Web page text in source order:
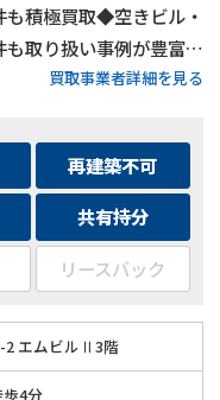
積極買取◆空きビル・
も取り扱い事例が豊富◆
買取事業者詳細を見る
再建築不可
共有持分
リースバック
2 エムビルⅡ3階
4分
ならこちら
ら24時間受付）
メール